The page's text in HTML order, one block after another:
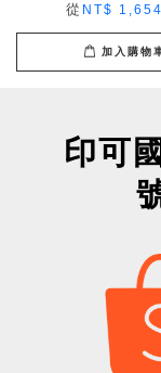
從 NT$ 1,654
加入購物
印可